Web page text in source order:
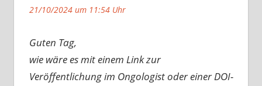
21/10/2024 um 11:54 Uhr
Guten Tag,
wie wäre es mit einem Link zur
Veröffentlichung im Ongologist oder einer DOI-